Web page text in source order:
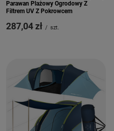
Parawan Plażowy Ogrodowy Z
Filtrem UV Z Pokrowcem
287,04 zł / szt.